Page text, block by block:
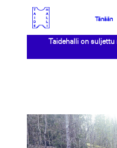
Tänään
Taidehalli on suljettu